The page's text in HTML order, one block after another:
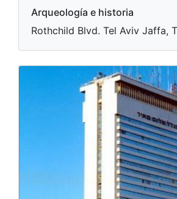
Arqueología e historia
Rothchild Blvd. Tel Aviv Jaffa,